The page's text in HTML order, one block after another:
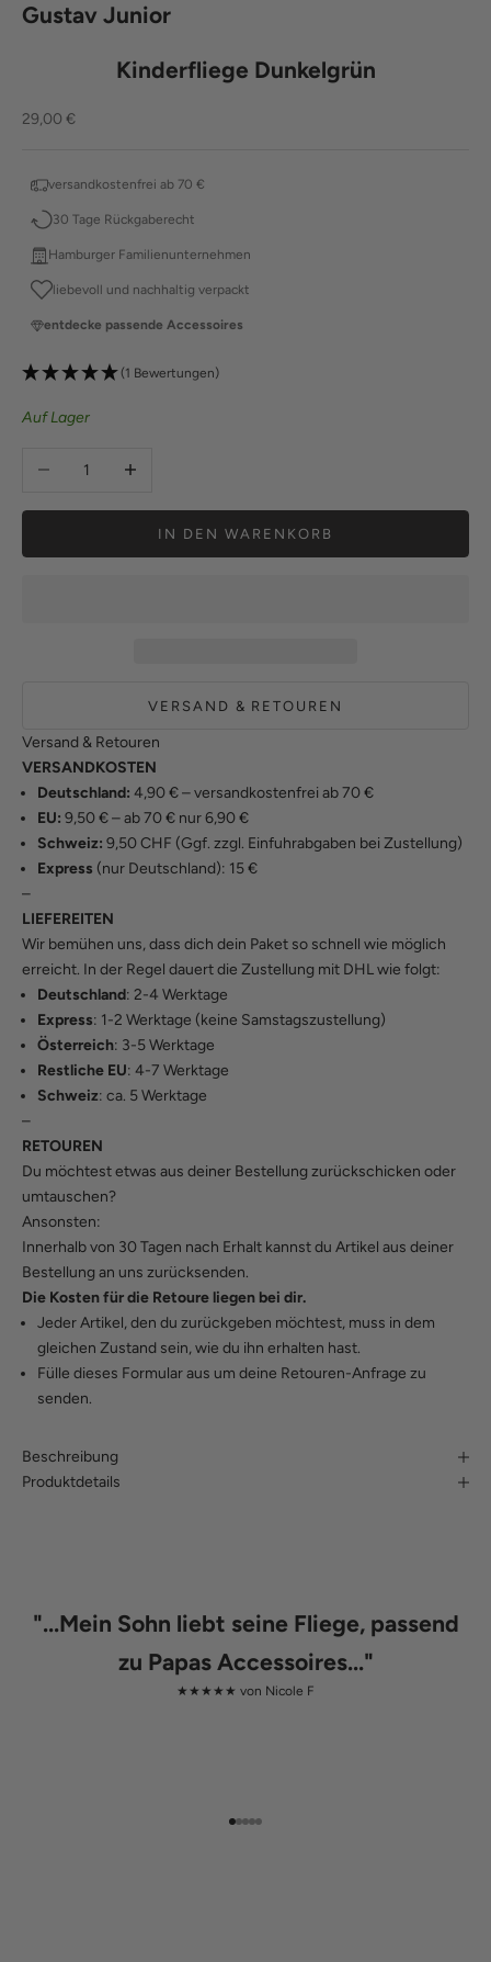
Gustav Junior
Kinderfliege Dunkelgrün
Angebot
29,00 €
versandkostenfrei ab 70 €
30 Tage Rückgaberecht
Hamburger Familienunternehmen
liebevoll und nachhaltig verpackt
entdecke passende Accessoires
(1 Bewertungen)
Auf Lager
Anzahl verringernAnzahl erhöhen
IN DEN WARENKORB
VERSAND & RETOUREN
Versand & Retouren
VERSANDKOSTEN
Deutschland: 4,90 € – versandkostenfrei ab 70 €
EU: 9,50 € – ab 70 € nur 6,90 €
Schweiz: 9,50 CHF (Ggf. zzgl. Einfuhrabgaben bei Zustellung)
Express (nur Deutschland): 15 €
–
LIEFEREITEN
Wir bemühen uns, dass dich dein Paket so schnell wie möglich
erreicht. In der Regel dauert die Zustellung mit DHL wie folgt:
Deutschland: 2-4 Werktage
Express: 1-2 Werktage (keine Samstagszustellung)
Österreich: 3-5 Werktage
Restliche EU: 4-7 Werktage
Schweiz: ca. 5 Werktage
–
RETOUREN
Du möchtest etwas aus deiner Bestellung zurückschicken oder
umtauschen?
Ansonsten:
Innerhalb von 30 Tagen nach Erhalt kannst du Artikel aus deiner
Bestellung an uns zurücksenden.
Die Kosten für die Retoure liegen bei dir.
Jeder Artikel, den du zurückgeben möchtest, muss in dem
gleichen Zustand sein, wie du ihn erhalten hast.
Fülle dieses Formularaus um deine Retouren-Anfrage zu
senden.
Beschreibung
Produktdetails
"...Mein Sohn liebt seine Fliege, passend
zu Papas Accessoires..."
★★★★★ von Nicole F
Gehe zu Element 1
Gehe zu Element 2
Gehe zu Element 3
Gehe zu Element 4
Gehe zu Element 5